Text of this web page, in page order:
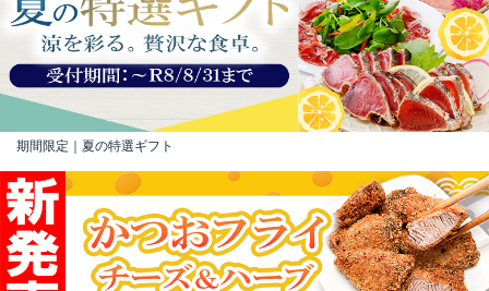
期間限定｜夏の特選ギフト